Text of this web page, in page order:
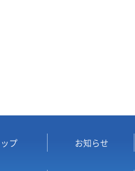
プ お知らせ